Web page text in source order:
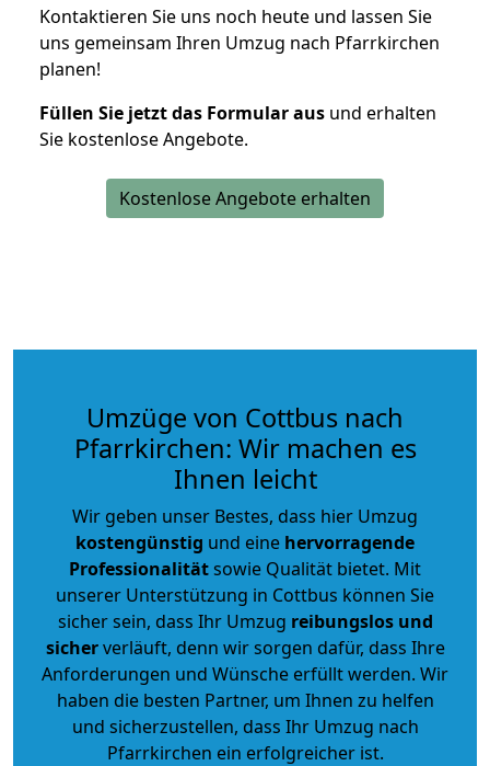
Kontaktieren Sie uns noch heute und lassen Sie
uns gemeinsam Ihren Umzug nach Pfarrkirchen
planen!
Füllen Sie jetzt das Formular aus und erhalten
Sie kostenlose Angebote.
Kostenlose Angebote erhalten
Umzüge von Cottbus nach
Pfarrkirchen: Wir machen es
Ihnen leicht
Wir geben unser Bestes, dass hier Umzug
kostengünstig und eine hervorragende
Professionalitätsowie Qualität bietet. Mit
unserer Unterstützung in Cottbus können Sie
sicher sein, dass Ihr Umzug reibungslos und
sicherverläuft, denn wir sorgen dafür, dass Ihre
Anforderungen und Wünsche erfüllt werden. Wir
haben die besten Partner, um Ihnen zu helfen
und sicherzustellen, dass Ihr Umzug nach
Pfarrkirchen ein erfolgreicher ist.